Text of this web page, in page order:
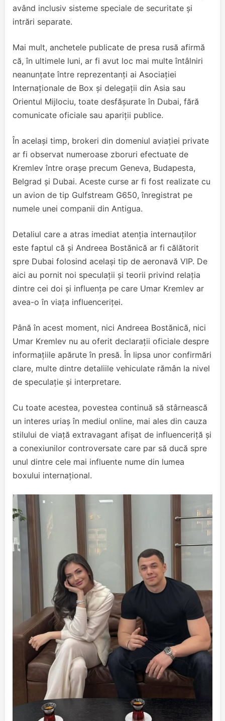
având inclusiv sisteme speciale de securitate și
intrări separate.
Mai mult, anchetele publicate de presa rusă afirmă
că, în ultimele luni, ar fi avut loc mai multe întâlniri
neanunțate între reprezentanți ai Asociației
Internaționale de Box și delegații din Asia sau
Orientul Mijlociu, toate desfășurate în Dubai, fără
comunicate oficiale sau apariții publice.
În același timp, brokeri din domeniul aviației private
ar fi observat numeroase zboruri efectuate de
Kremlev între orașe precum Geneva, Budapesta,
Belgrad și Dubai. Aceste curse ar fi fost realizate cu
un avion de tip Gulfstream G650, înregistrat pe
numele unei companii din Antigua.
Detaliul care a atras imediat atenția internauților
este faptul că și Andreea Bostănică ar fi călătorit
spre Dubai folosind același tip de aeronavă VIP. De
aici au pornit noi speculații și teorii privind relația
dintre cei doi și influența pe care Umar Kremlev ar
avea-o în viața influenceriței.
Până în acest moment, nici Andreea Bostănică, nici
Umar Kremlev nu au oferit declarații oficiale despre
informațiile apărute în presă. În lipsa unor confirmări
clare, multe dintre detaliile vehiculate rămân la nivel
de speculație și interpretare.
Cu toate acestea, povestea continuă să stârnească
un interes uriaș în mediul online, mai ales din cauza
stilului de viață extravagant afișat de influenceriță și
a conexiunilor controversate care par să ducă spre
unul dintre cele mai influente nume din lumea
boxului internațional.